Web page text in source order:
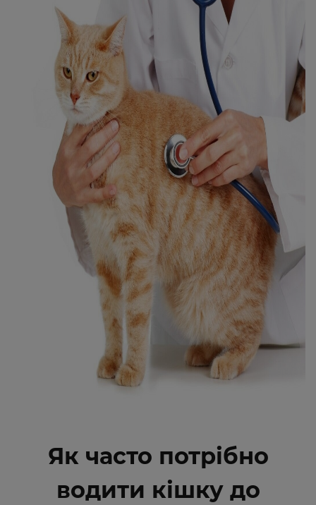
Як часто потрібно
водити кішку до